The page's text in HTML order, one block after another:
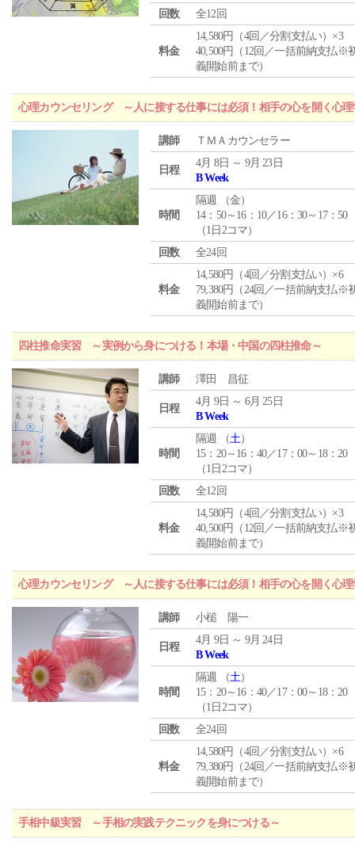
回数
全12回
料金
14,580円（4回／分割支払い）×3
40,500円（12回／一括前納支払※
義開始前まで）
心理カウンセリング ～人に接する仕事には必須！相手の心を開く心理
講師 ＴＭＡカウンセラー
日程
4月 8日 ～ 9月 23日
B Week
時間
隔週 （金）
14：50～16：10／16：30～17：50
（1日2コマ）
回数
全24回
料金
14,580円（4回／分割支払い）×6
79,380円（24回／一括前納支払※
義開始前まで）
四柱推命実習 ～実例から身につける！本場・中国の四柱推命～
講師 澤田 昌征
日程
4月 9日 ～ 6月 25日
B Week
時間
隔週 （土）
15：20～16：40／17：00～18：20
（1日2コマ）
回数
全12回
料金
14,580円（4回／分割支払い）×3
40,500円（12回／一括前納支払※
義開始前まで）
心理カウンセリング ～人に接する仕事には必須！相手の心を開く心理
講師 小槌 陽一
日程
4月 9日 ～ 9月 24日
B Week
時間
隔週 （土）
15：20～16：40／17：00～18：20
（1日2コマ）
回数
全24回
料金
14,580円（4回／分割支払い）×6
79,380円（24回／一括前納支払※
義開始前まで）
手相中級実習 ～手相の実践テクニックを身につける～